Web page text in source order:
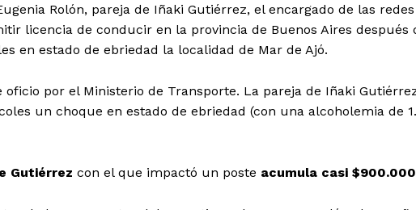
Rolón, pareja de Iñaki Gutiérrez, el encargado de las
licencia de conducir en la provincia de Buenos Aires después
en estado de ebriedad la localidad de Mar de Ajó.
oficio por el Ministerio de Transporte. La pareja de Iñaki
un choque en estado de ebriedad (con una alcoholemia de
Gutiérrez con el que impactó un poste acumula casi